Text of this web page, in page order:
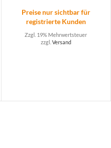
Preise nur sichtbar für
registrierte Kunden
Zzgl. 19% Mehrwertsteuer
zzgl. Versand